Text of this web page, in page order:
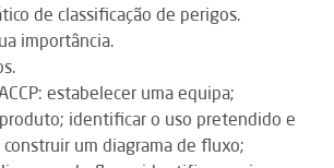
de classificação de perigos.
importância.
estabelecer uma equipa;
identificar o uso pretendido e
um diagrama de fluxo;